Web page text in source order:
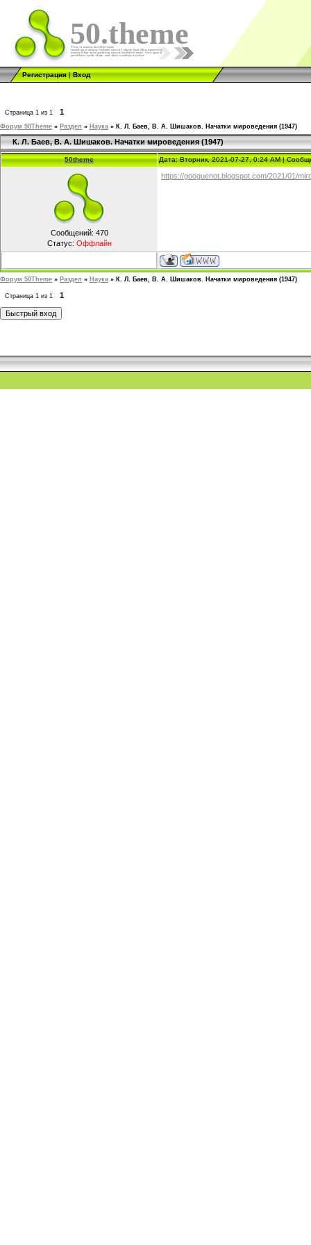
50.theme
Регистрация|Вход
Страница 1 из 1 1
Форум 50Theme » Раздел » Наука » К. Л. Баев, В. А. Шишаков. Начатки мироведения (1947)
К. Л. Баев, В. А. Шишаков. Начатки мироведения (1947)
50theme Дата: Вторник, 2021-07-27, 0:24 AM |
Сообщений: 470
Статус: Оффлайн
https://googuenot.blogspot.com/2021/01/
Форум 50Theme » Раздел » Наука » К. Л. Баев, В. А. Шишаков. Начатки мироведения (1947)
Страница 1 из 1 1